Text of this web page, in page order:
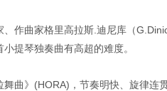
作曲家格里高拉斯.迪尼库（
提琴独奏曲有高超的难度。
曲》(HORA)，节奏明快、旋律连